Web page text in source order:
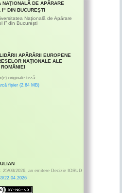
NAŢIONALĂ DE APĂRARE
DIN BUCUREŞTI
Națională de Apărare
I” din București
APĂRĂRII EUROPENE
NAȚIONALE ALE
ROMÂNIEI
originale teză:
fișier (2.64 MB)
25/03/2026, an emitere Decizie IOSUD
22.04.2026